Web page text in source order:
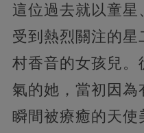
這位過去就以童
受到熱烈關注的
村香音的女孩兒。
氣的她，當初因
瞬間被療癒的天使